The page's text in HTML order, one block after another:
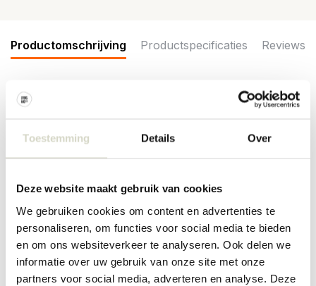
Toestemming Details Over
Deze website maakt gebruik van cookies
We gebruiken cookies om content en advertenties te
personaliseren, om functies voor social media te bieden
en om ons websiteverkeer te analyseren. Ook delen we
informatie over uw gebruik van onze site met onze
partners voor social media, adverteren en analyse. Deze
Productomschrijving Productspecificaties Reviews
De Illume Terra tabac scent diffuser met de geur van pure
en een inhoud van 88,7ml. Afmeting Ø8x7cm
Inhoud: 88,7ml
Materiaal: geurvloeistof, glas, papier
PRODUCTSPECIFICATIES
Artikelnummer 4536300100